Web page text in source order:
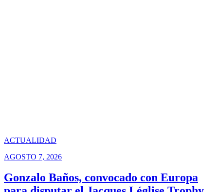
ACTUALIDAD
AGOSTO 7, 2026
Gonzalo Baños, convocado con Europa